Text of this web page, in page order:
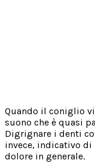
Quando il coniglio
suono che è quasi
Digrignare i denti
invece, indicativo
dolore in generale.